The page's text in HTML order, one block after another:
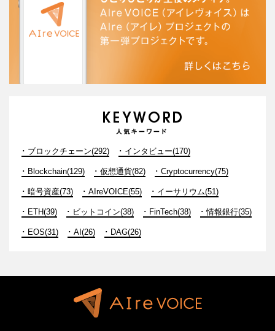
ブロックチェーン(292) インタビュー(170)
Blockchain(129) 仮想通貨(82) Cryptocurrency(75)
暗号資産(73) AIreVOICE(55) イーサリウム(51)
ETH(39) ビットコイン(38) FinTech(38) 情報銀行(35)
EOS(31) AI(26) DAG(26)